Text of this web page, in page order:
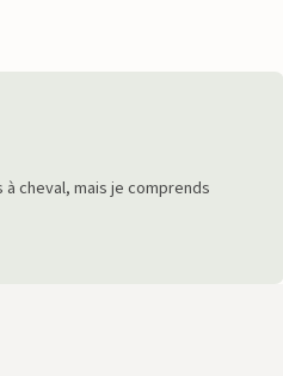
cheval, mais je comprends